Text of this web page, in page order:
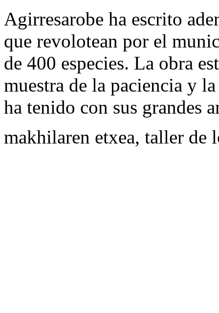
Agirresarobe ha escrito
que revolotean por el
de 400 especies. La obra
muestra de la paciencia y
ha tenido con sus grandes
makhilaren etxea, taller de